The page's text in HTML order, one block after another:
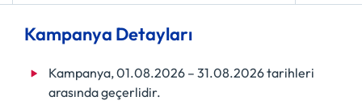
Kampanya Detayları
Kampanya, 01.08.2026 – 31.08.2026 tarihleri
arasında geçerlidir.